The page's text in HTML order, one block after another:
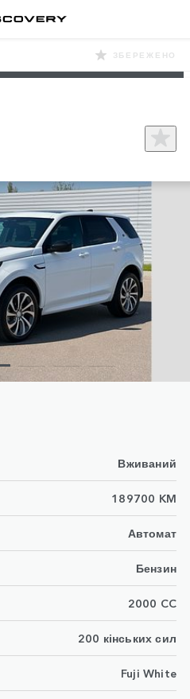
ЗБЕРЕЖЕНО
Вживаний
189700 KM
Автомат
Бензин
2000 CC
200 кінських сил
Fuji White